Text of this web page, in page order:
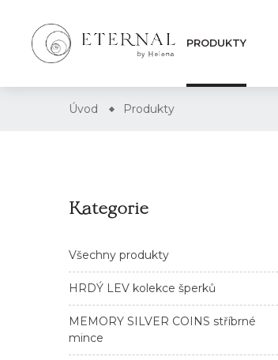
PRODUKTY
Úvod Produkty
Kategorie
Všechny produkty
HRDÝ LEV kolekce šperků
MEMORY SILVER COINS stříbrné
mince